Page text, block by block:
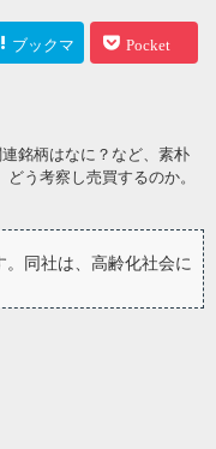
ブックマ Pocket
銘柄はなに？など、素朴
う考察し売買するのか。
同社は、高齢化社会に